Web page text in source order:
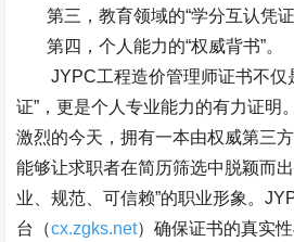
第三，教育领域的“学分互认凭
第四，个人能力的“权威背书”。
JYPC工程造价管理师证书不仅
证” ，更是个人专业能力的有力证明
激烈的今天，拥有一本由权威第三
能够让求职者在简历筛选中脱颖而
业、规范、可信赖”的职业形象。
台（cx.zgks.net）确保证书的真实